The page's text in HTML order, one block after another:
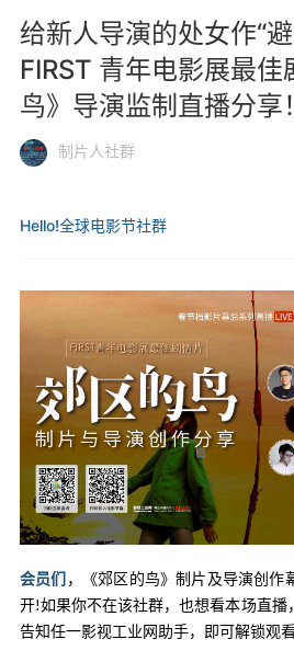
给新人导演的处女作“避
FIRST 青年电影展最
鸟》导演监制直播分享！
制片人社群
Hello!全球电影节社群
会员们 ，《郊区的鸟》制片及导演创作
开!如果你不在该社群，也想看本场直播
告知任一影视工业网助手，即可解锁观